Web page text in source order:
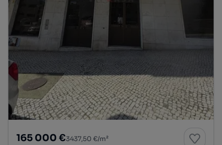
165 000 €3437,50 €/m²